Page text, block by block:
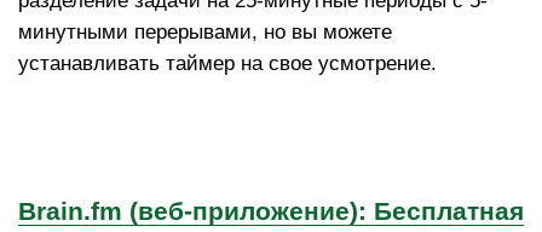
минутными перерывами, но вы можете
устанавливать таймер на свое усмотрение.
Brain.fm (веб-приложение): Бесплатная